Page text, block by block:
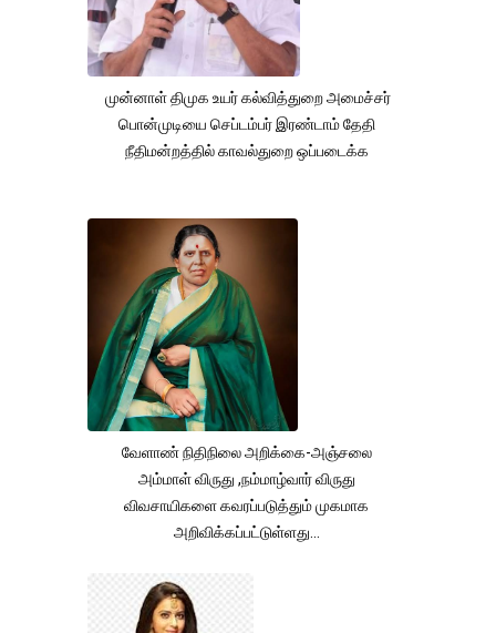
முன்னாள் திமுக உயர் கல்வித்துறை அமைச்சர்
பொன்முடியை செப்டம்பர் இரண்டாம் தேதி
நீதிமன்றத்தில் காவல்துறை ஒப்படைக்க
வேளாண் நிதிநிலை அறிக்கை-அஞ்சலை
அம்மாள் விருது ,நம்மாழ்வார் விருது
விவசாயிகளை கவரப்படுத்தும் முகமாக
அறிவிக்கப்பட்டுள்ளது...